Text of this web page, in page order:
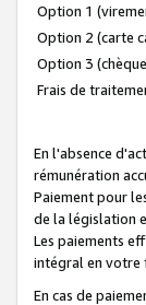
Option 1
Option 2 (carte
Option 3
Frais de
En l'absence
rémunération
Paiement pour
de la législation
Les paiements
intégral en votre
En cas de